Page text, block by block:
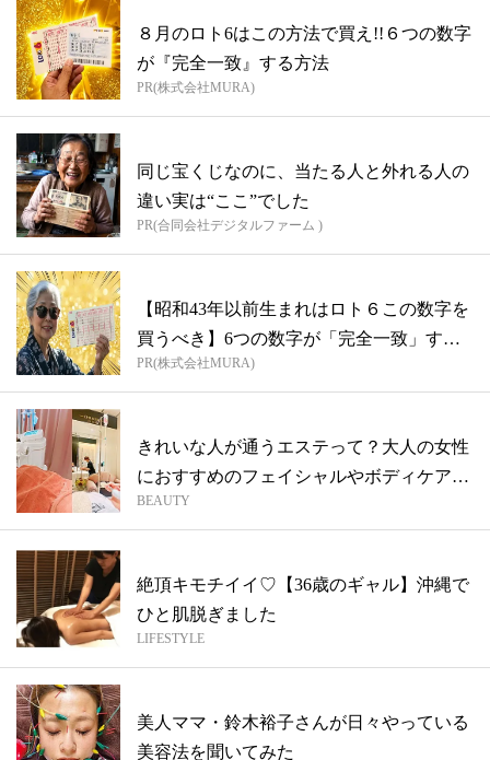
８月のロト6はこの方法で買え!!６つの数字
が『完全一致』する方法
PR(株式会社MURA)
同じ宝くじなのに、当たる人と外れる人の
違い実は“ここ”でした
PR(合同会社デジタルファーム )
【昭和43年以前生まれはロト６この数字を
買うべき】6つの数字が「完全一致」する
方...
PR(株式会社MURA)
きれいな人が通うエステって？大人の女性
におすすめのフェイシャルやボディケアを
ピッ...
BEAUTY
絶頂キモチイイ♡【36歳のギャル】沖縄で
ひと肌脱ぎました
LIFESTYLE
美人ママ・鈴木裕子さんが日々やっている
美容法を聞いてみた